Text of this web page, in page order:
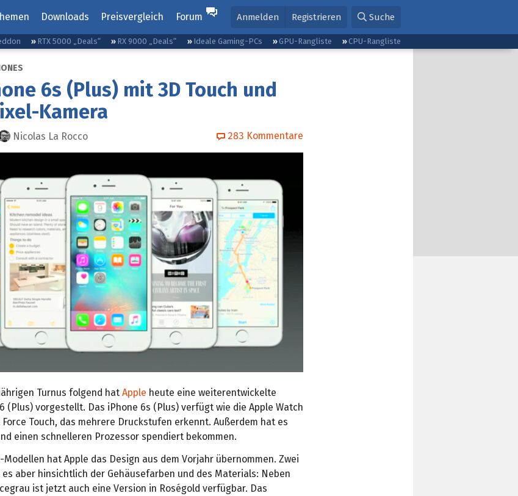
Downloads Preisvergleich Forum Anmelden Registrieren Suche
RTX 5000 „Deals“ RX 9000 „Deals“ Ideale Gaming-PCs GPU-Rangliste CPU-Rangliste
6s (Plus) mit 3D Touch und
Kamera
Nicolas La Rocco 283 Kommentare
Turnus folgend hat Apple heute eine weiterentwickelte
(Plus) vorgestellt. Das iPhone 6s (Plus) verfügt wie die Apple Watch
Touch, das mehrere Druckstufen erkennt. Außerdem hat es
einen schnelleren Prozessor spendiert bekommen.
Modellen hat Apple das Design aus dem Vorjahr übernommen. Zwei
aber hinsichtlich der Gehäusefarben und des Materials: Neben
ist jetzt auch eine Version in Roségold verfügbar. Das